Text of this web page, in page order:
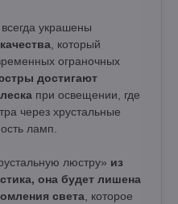
украшены
, который
ограночных
достигают
при освещении, где
через хрустальные
ламп.
люстру» из
она будет лишена
света, которое